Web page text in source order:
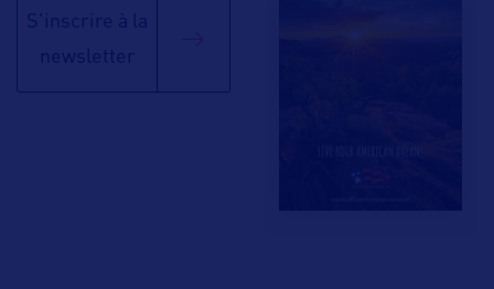
S'inscrire à la
newsletter